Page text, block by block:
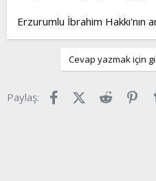
Erzurumlu İbrahim Hakkı'nın
Cevap yazmak için
Paylaş: FacebookX (Twitter)
Reddit